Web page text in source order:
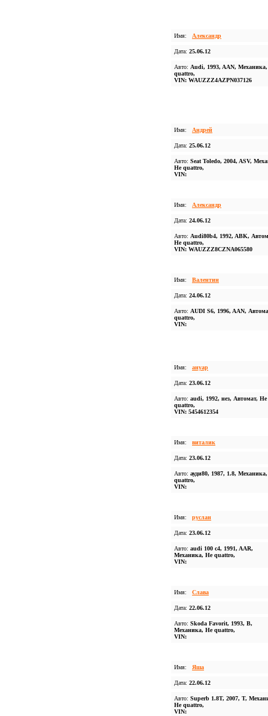
Имя: Александр
Дата: 25.06.12
Авто: Audi, 1993, AAN, Механика,
quattro,
VIN: WAUZZZ4AZPN037126
Имя: Андрей
Дата: 25.06.12
Авто: Seat Toledo, 2004, ASV,
Не quattro,
VIN:
Имя: Александр
Дата: 24.06.12
Авто: Audi80b4, 1992, ABK,
Не quattro,
VIN: WAUZZZ8CZNA065580
Имя: Валентин
Дата: 24.06.12
Авто: AUDI S6, 1996, AAN,
quattro,
VIN:
Имя: ануар
Дата: 23.06.12
Авто: audi, 1992, нез, Автомат, Не
quattro,
VIN: 5454612354
Имя: виталик
Дата: 23.06.12
Авто: ауди80, 1987, 1.8,
quattro,
VIN:
Имя: руслан
Дата: 23.06.12
Авто: audi 100 c4, 1991, AAR,
Механика, Не quattro,
VIN:
Имя: Слава
Дата: 22.06.12
Авто: Skoda Favorit, 1993, B,
Механика, Не quattro,
VIN:
Имя: Яша
Дата: 22.06.12
Авто: Superb 1.8T, 2007, T,
Не quattro,
VIN: